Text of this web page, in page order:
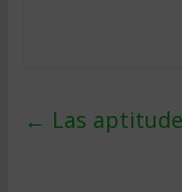
← Las